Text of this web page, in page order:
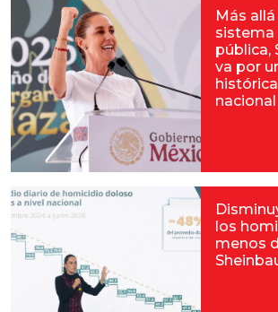
Más
sistema
pública,
va por
nacional
los
menos